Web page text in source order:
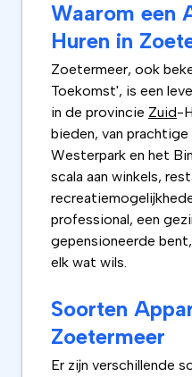
Waarom een
Huren in
Zoetermeer, ook
Toekomst', is een
in de provincie Zuid-
bieden, van prachtige
Westerpark en het
scala aan winkels,
professional, een
gepensioneerde
elk wat wils.
Soorten
Zoetermeer
Er zijn verschillende